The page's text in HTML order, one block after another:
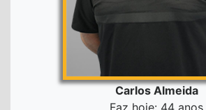
Carlos Almeida
Faz hoje: 44 anos